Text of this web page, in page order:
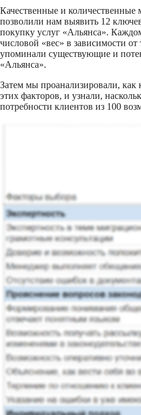
Качественные и количественные
позволили нам выявить 12
покупку услуг «Альянса».
числовой «вес» в зависимости от
упоминали существующие и
«Альянса».
Затем мы проанализировали,
этих факторов, и узнали,
потребности клиентов из 100